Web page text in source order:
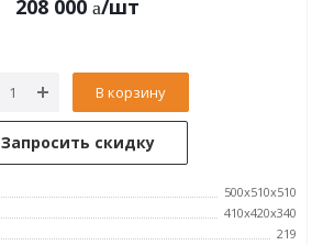
208 000 /шт
В корзину
Запросить скидку
500x510x510
410x420x340
219